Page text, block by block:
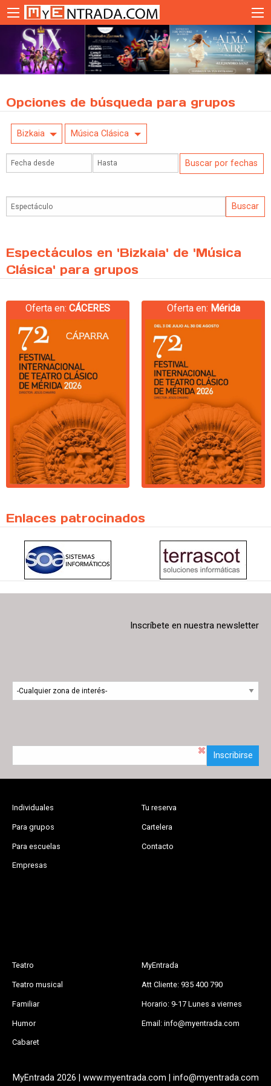
Opciones de búsqueda para grupos
Bizkaia Música Clásica
Espectáculos en 'Bizkaia' de 'Música
Clásica' para grupos
Oferta en: CÁCERES Oferta en: Mérida
Enlaces patrocinados
Inscríbete en nuestra newsletter
Inscribirse
Individuales
Para grupos
Para escuelas
Empresas
Tu reserva
Cartelera
Contacto
Teatro
Teatro musical
Familiar
Humor
Cabaret
MyEntrada
Att Cliente: 935 400 790
Horario: 9-17 Lunes a viernes
Email: info@myentrada.com
MyEntrada 2026 | www.myentrada.com | info@myentrada.com